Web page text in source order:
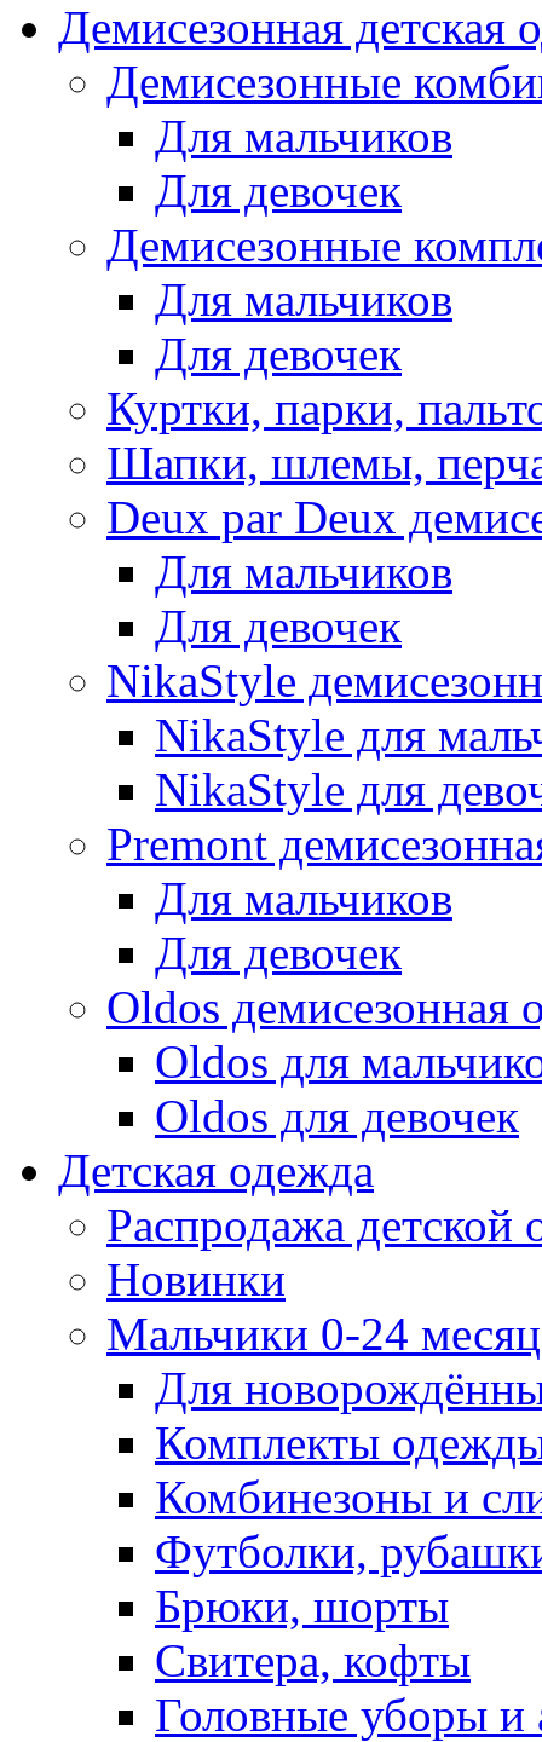
Демисезонная детская
Демисезонные
Для мальчиков
Для девочек
Демисезонные
Для мальчиков
Для девочек
Куртки, парки,
Шапки, шлемы,
Deux par Deux
Для мальчиков
Для девочек
NikaStyle
NikaStyle для
NikaStyle для
Premont
Для мальчиков
Для девочек
Oldos демисезонная
Oldos для
Oldos для девочек
Детская одежда
Распродажа детской
Новинки
Мальчики 0-24
Для
Комплекты
Комбинезоны и
Футболки,
Брюки, шорты
Свитера, кофты
Головные уборы и